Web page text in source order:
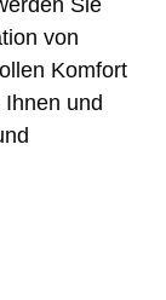
Sie
von
Komfort
und